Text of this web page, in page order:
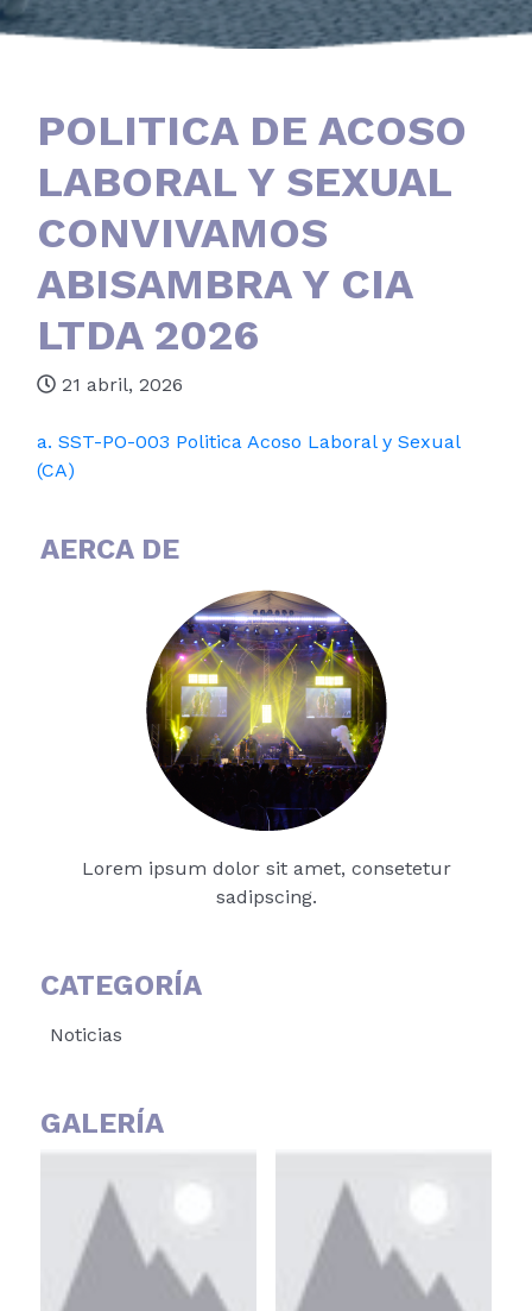
AERCA DE
Lorem ipsum dolor sit amet, consetetur
sadipscing.
CATEGORÍA
Noticias
GALERÍA
POLITICA DE ACOSO
LABORAL Y SEXUAL
CONVIVAMOS
ABISAMBRA Y CIA
LTDA 2026
21 abril, 2026
a. SST-PO-003 Politica Acoso Laboral y Sexual
(CA)